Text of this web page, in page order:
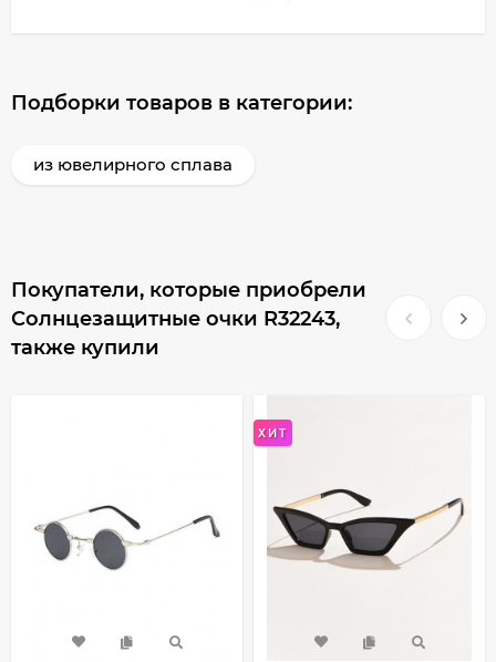
Подборки товаров в категории:
из ювелирного сплава
Покупатели, которые приобрели
Солнцезащитные очки R32243,
также купили
ХИТ